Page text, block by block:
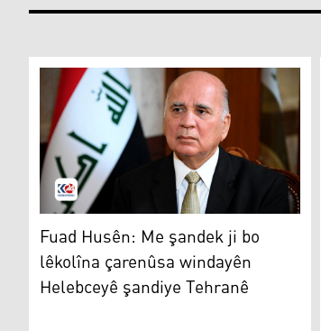
Fuad Hisên
Fuad Husên: Me şandek ji bo
lêkolîna çarenûsa windayên
Helebceyê şandiye Tehranê